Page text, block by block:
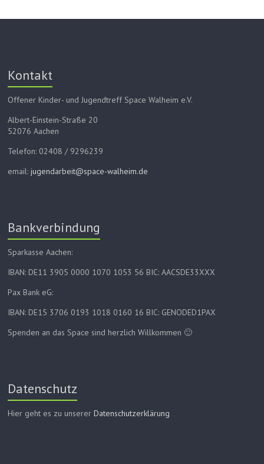
Kontakt
Offener Kinder- und Jugendtreff Space Walheim e.V.
Albert-Einstein-Straße 20
52076 Aachen
Telefon: 02408 / 9296239
email:jugendarbeit@space-walheim.de
Bankverbindung
Sparkasse Aachen:
IBAN: DE11 3905 0000 1070 1053 56 BIC: AACSDE33XXX
Pax Bank eG:
IBAN: DE15 3706 0193 1018 0160 16 BIC: GENODED1PAX
Spenden an das Space sind herzlich Willkommen 🙂
Datenschutz
Hier geht es zu unsererDatenschutzerklärung